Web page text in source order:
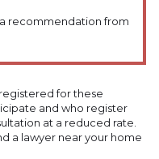
recommendation from
for these
and who register
at a reduced rate.
a lawyer near your home